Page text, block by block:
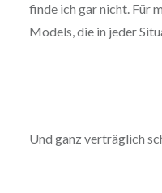
finde ich gar nicht. Für
Models, die in jeder
Und ganz verträglich